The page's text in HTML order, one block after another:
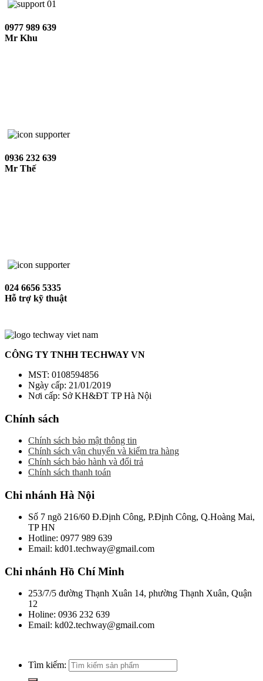
0977 989 639
Mr Khu
0936 232 639
Mr Thế
024 6656 5335
Hỗ trợ kỹ thuật
CÔNG TY TNHH TECHWAY VN
MST: 0108594856
Ngày cấp: 21/01/2019
Nơi cấp: Sở KH&ĐT TP Hà Nội
Chính sách
Chính sách bảo mật thông tin
Chính sách vận chuyển và kiểm tra hàng
Chính sách bảo hành và đổi trả
Chính sách thanh toán
Chi nhánh Hà Nội
Số 7 ngõ 216/60 Đ.Định Công, P.Định Công, Q.Hoàng Mai,
TP HN
Hotline: 0977 989 639
Email: kd01.techway@gmail.com
Chi nhánh Hồ Chí Minh
253/7/5 đường Thạnh Xuân 14, phường Thạnh Xuân, Quận
12
Holine: 0936 232 639
Email: kd02.techway@gmail.com
Tìm kiếm: